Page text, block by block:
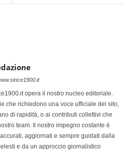
opera il nostro nucleo editoriale.
che richiedono una voce ufficiale del sito,
di rapidità, o ai contributi collettivi che
team. Il nostro impegno costante è
aggiornati e sempre guidati dalla
e da un approccio giornalistico